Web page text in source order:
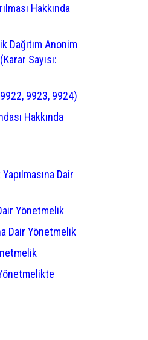
Hakkında
Dağıtım Anonim
Sayısı:
9923, 9924)
Hakkında
Dair
Yönetmelik
Dair Yönetmelik